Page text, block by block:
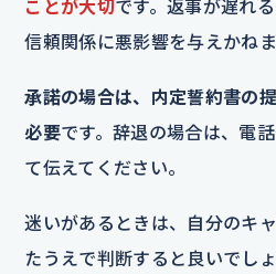
ことが大切です。返事が遅れ
信頼関係に悪影響を与えかねま
承諾の場合は、内定誓約書の
必要です。辞退の場合は、電
て伝えてください。
迷いがあるときは、自分のキ
たうえで判断すると良いでし